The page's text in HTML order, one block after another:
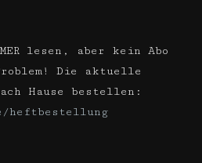
lesen, aber kein Abo
Die aktuelle
Hause bestellen:
heftbestellung